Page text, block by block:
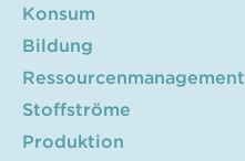
Konsum
Bildung
Ressourcenmanagement
Stoffströme
Produktion